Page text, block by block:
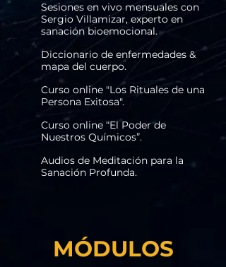
Sesiones en vivo mensuales con
Sergio Villamizar, experto en
sanación bioemocional.
Diccionario de enfermedades &
mapa del cuerpo.
Curso online "Los Rituales de una
Persona Exitosa".
Curso online “El Poder de
Nuestros Químicos”.
Audios de Meditación para la
Sanación Profunda.
MÓDULOS